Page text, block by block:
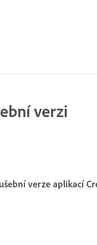
verzi
verze aplikací